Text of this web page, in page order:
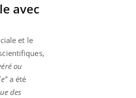
avec
et le
ou
a été
des